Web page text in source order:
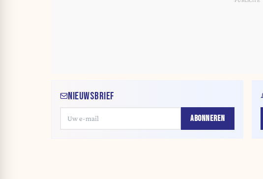
NIEUWSBRIEF
ABONNEREN